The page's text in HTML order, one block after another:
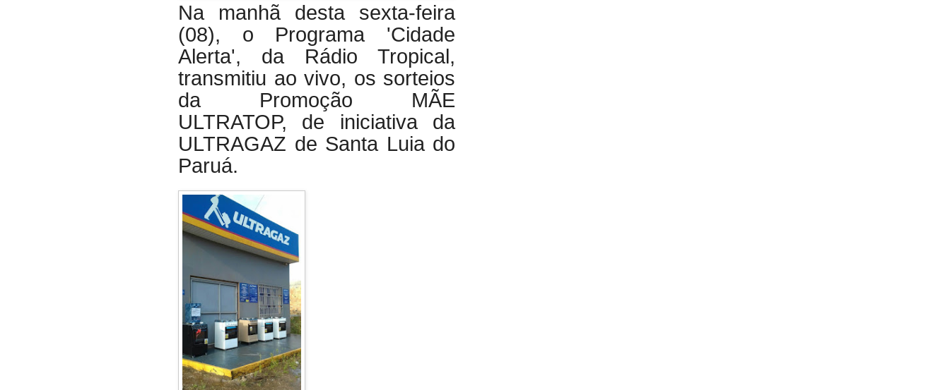
Na manhã desta sexta-feira
(08), o Programa 'Cidade
Alerta', da Rádio Tropical,
transmitiu ao vivo, os sorteios
da Promoção MÃE
ULTRATOP, de iniciativa da
ULTRAGAZ de Santa Luia do
Paruá.